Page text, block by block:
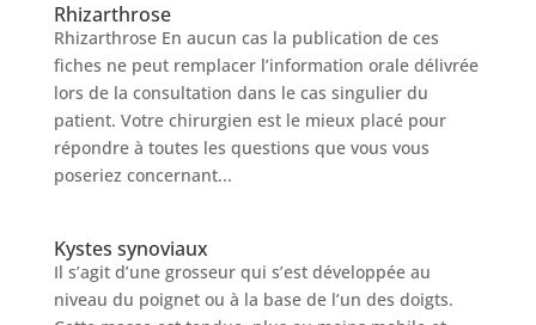
Rhizarthrose
Rhizarthrose En aucun cas la publication de ces
fiches ne peut remplacer l’information orale délivrée
lors de la consultation dans le cas singulier du
patient. Votre chirurgien est le mieux placé pour
répondre à toutes les questions que vous vous
poseriez concernant...
Kystes synoviaux
Il s’agit d’une grosseur qui s’est développée au
niveau du poignet ou à la base de l’un des doigts.